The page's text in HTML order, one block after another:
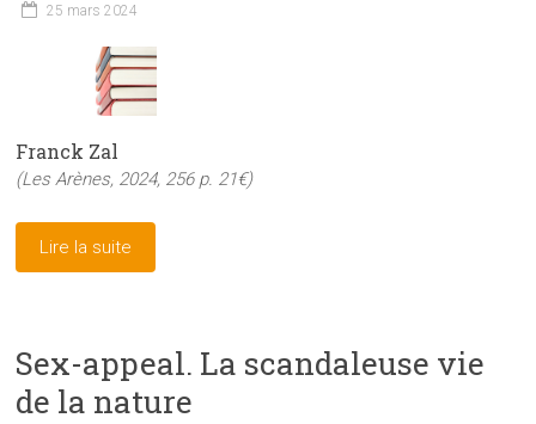
25 mars 2024
Franck Zal
(Les Arènes, 2024, 256 p. 21€)
Lire la suite
Sex-appeal. La scandaleuse vie
de la nature